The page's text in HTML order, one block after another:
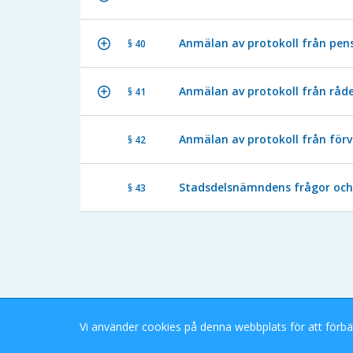
§ 40 Anmälan av protokoll från
§ 41 Anmälan av protokoll från
§ 42 Anmälan av protokoll från
§ 43 Stadsdelsnämndens frågor
Stockholms Stad eDok Meetings
Vi använder cookies på denna webbplats för att